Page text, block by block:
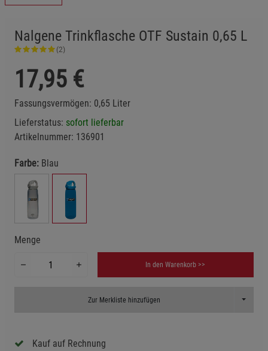
Nalgene Trinkflasche OTF Sustain 0,65 L
(2)
17,95 €
Fassungsvermögen: 0,65 Liter
Lieferstatus: sofort lieferbar
Artikelnummer: 136901
Farbe: Blau
Menge
In den Warenkorb >>
Zur Merkliste hinzufügen Toggle
Kauf auf Rechnung